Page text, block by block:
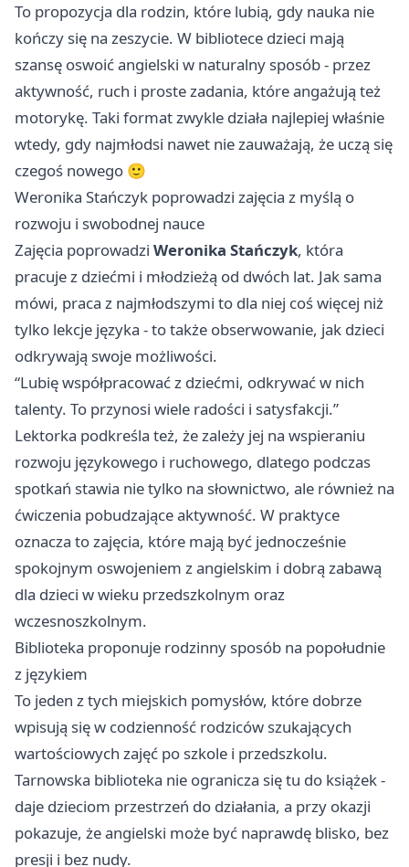
To propozycja dla rodzin, które lubią, gdy nauka nie
kończy się na zeszycie. W bibliotece dzieci mają
szansę oswoić angielski w naturalny sposób - przez
aktywność, ruch i proste zadania, które angażują też
motorykę. Taki format zwykle działa najlepiej właśnie
wtedy, gdy najmłodsi nawet nie zauważają, że uczą się
czegoś nowego 🙂
Weronika Stańczyk poprowadzi zajęcia z myślą o
rozwoju i swobodnej nauce
Zajęcia poprowadzi Weronika Stańczyk, która
pracuje z dziećmi i młodzieżą od dwóch lat. Jak sama
mówi, praca z najmłodszymi to dla niej coś więcej niż
tylko lekcje języka - to także obserwowanie, jak dzieci
odkrywają swoje możliwości.
“Lubię współpracować z dziećmi, odkrywać w nich
talenty. To przynosi wiele radości i satysfakcji.”
Lektorka podkreśla też, że zależy jej na wspieraniu
rozwoju językowego i ruchowego, dlatego podczas
spotkań stawia nie tylko na słownictwo, ale również na
ćwiczenia pobudzające aktywność. W praktyce
oznacza to zajęcia, które mają być jednocześnie
spokojnym oswojeniem z angielskim i dobrą zabawą
dla dzieci w wieku przedszkolnym oraz
wczesnoszkolnym.
Biblioteka proponuje rodzinny sposób na popołudnie
z językiem
To jeden z tych miejskich pomysłów, które dobrze
wpisują się w codzienność rodziców szukających
wartościowych zajęć po szkole i przedszkolu.
Tarnowska biblioteka nie ogranicza się tu do książek -
daje dzieciom przestrzeń do działania, a przy okazji
pokazuje, że angielski może być naprawdę blisko, bez
presji i bez nudy.